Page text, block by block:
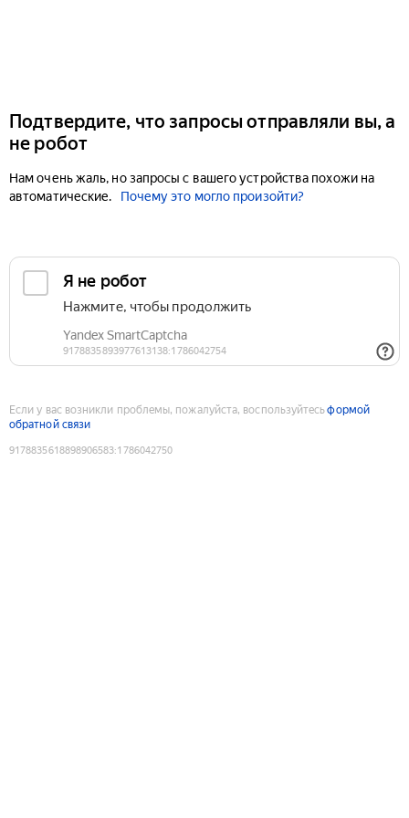
Подтвердите, что запросы отправляли вы, а
не робот
Нам очень жаль, но запросы с вашего устройства похожи на
автоматические.
Почему это могло произойти?
Если у вас возникли проблемы, пожалуйста, воспользуйтесьформой
обратной связи
9178835618898906583:1786042750